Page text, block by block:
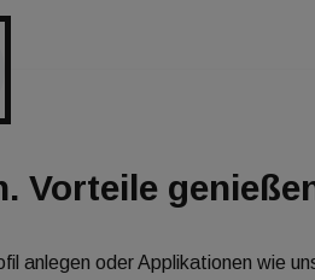
rund 850.000 Tonnen Pellets
Zu guter Letzt
7.000 Euro an Brennstoffkosten
Vorteile
anlegen oder Applikationen wie